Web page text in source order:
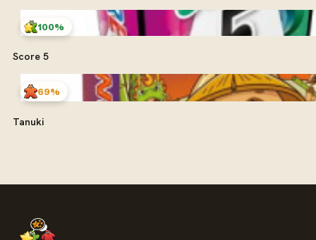
100%
Score 5
69%
Tanuki